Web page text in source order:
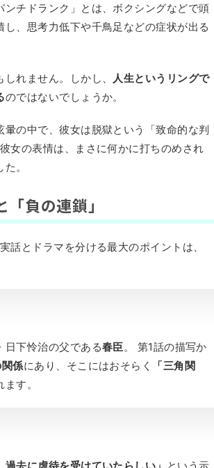
チドランク」とは、ボクシングなどで頭
、思考力低下や千鳥足などの症状が出る
れません。しかし、
人生というリングで
のではないでしょうか。
の中で、彼女は脱獄という「致命的な判
女の表情は、まさに何かに打ちのめされ
。
負の連鎖」
話とドラマを分ける最大のポイントは、
日下怜治の父である春臣。 第1話の描写か
係にあり、そこにはおそらく
「三角関
す。
過去に虐待を受けていたらしい」 という示